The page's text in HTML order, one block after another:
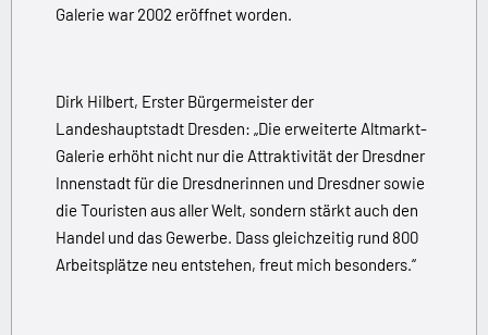
Galerie war 2002 eröffnet worden.
Dirk Hilbert, Erster Bürgermeister der
Landeshauptstadt Dresden: „Die erweiterte Altmarkt-
Galerie erhöht nicht nur die Attraktivität der Dresdner
Innenstadt für die Dresdnerinnen und Dresdner sowie
die Touristen aus aller Welt, sondern stärkt auch den
Handel und das Gewerbe. Dass gleichzeitig rund 800
Arbeitsplätze neu entstehen, freut mich besonders.“